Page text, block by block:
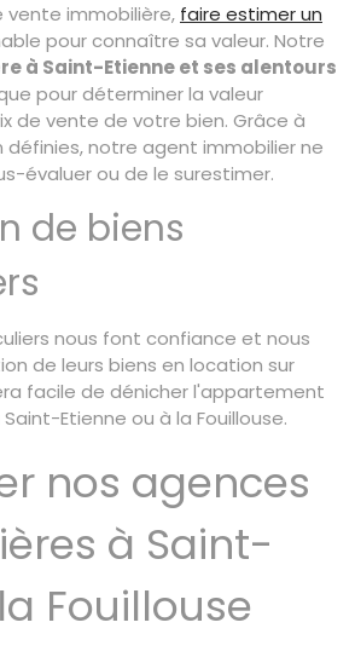
vente immobilière, faire estimer un
pour connaître sa valeur. Notre
à Saint-Etienne et ses alentours
pour déterminer la valeur
de vente de votre bien. Grâce à
notre agent immobilier ne
évaluer ou de le surestimer.
de biens
nous font confiance et nous
de leurs biens en location sur
facile de dénicher l'appartement
Etienne ou à la Fouillouse.
nos agences
à Saint-
Fouillouse